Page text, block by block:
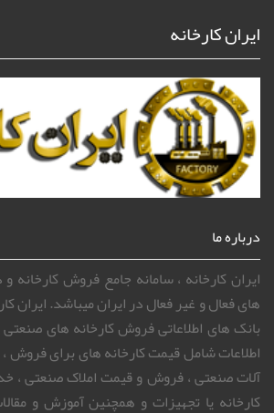
ایران کارخانه
درباره ما
ایران کارخانه ، سامانه جامع فروش کارخانه
های فعال و غیر فعال در ایران میباشد. ایران
بانک های اطلاعاتی فروش کارخانه های
اطلاعات شامل قیمت کارخانه های برای
آلات صنعتی ، فروش و قیمت املاک صنعتی ،
کارخانه یا تجهیزات و همچنین آموزش و